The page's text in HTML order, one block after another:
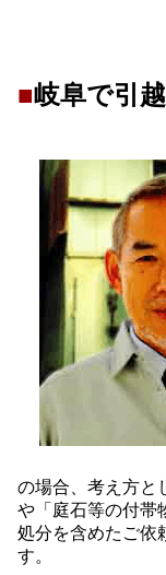
■岐阜で引
の場合、考え方と
や「庭石等の付帯
処分を含めたご依
す。